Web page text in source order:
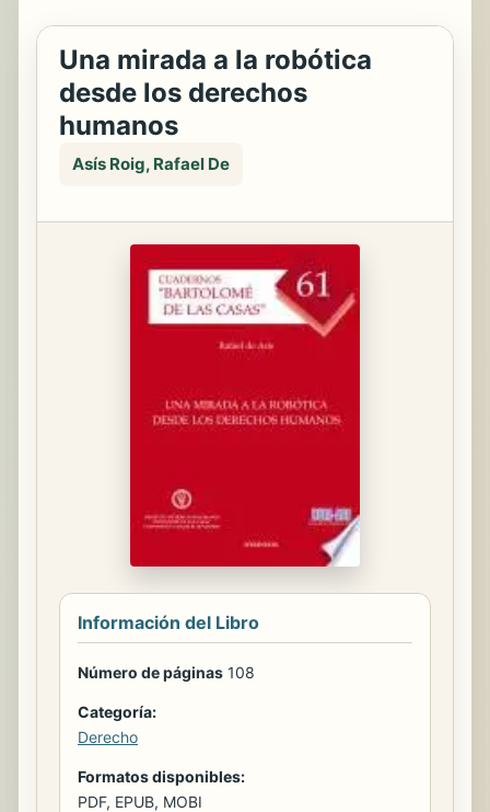
Una mirada a la robótica
desde los derechos
humanos
Asís Roig, Rafael De
Información del Libro
Número de páginas 108
Categoría:
Derecho
Formatos disponibles:
PDF, EPUB, MOBI